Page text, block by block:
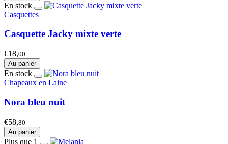
En stock
Casquettes
Casquette Jacky mixte verte
€18,00
Au panier
En stock
Chapeaux en Laine
Nora bleu nuit
€58,80
Au panier
Plus que 1